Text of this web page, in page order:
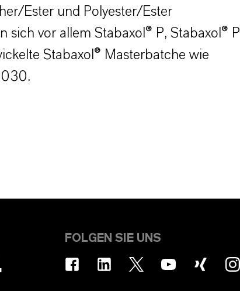
Ester und Polyester/Ester
sich vor allem Stabaxol® P, Stabaxol® P
Stabaxol® Masterbatche wie
FOLGEN SIE UNS